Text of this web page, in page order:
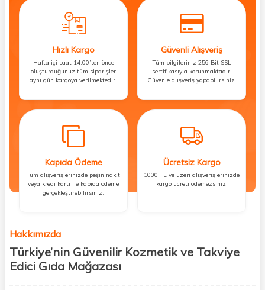
Hızlı Kargo
Hafta içi saat 14:00’ten önce
oluşturduğunuz tüm siparişler
aynı gün kargoya verilmektedir.
Güvenli Alışveriş
Tüm bilgileriniz 256 Bit SSL
sertifikasıyla korunmaktadır.
Güvenle alışveriş yapabilirsiniz.
Kapıda Ödeme
Tüm alışverişlerinizde peşin nakit
veya kredi kartı ile kapıda ödeme
gerçekleştirebilirsiniz.
Ücretsiz Kargo
1000 TL ve üzeri alışverişlerinizde
kargo ücreti ödemezsiniz.
Hakkımızda
Türkiye’nin Güvenilir Kozmetik ve Takviye
Edici Gıda Mağazası